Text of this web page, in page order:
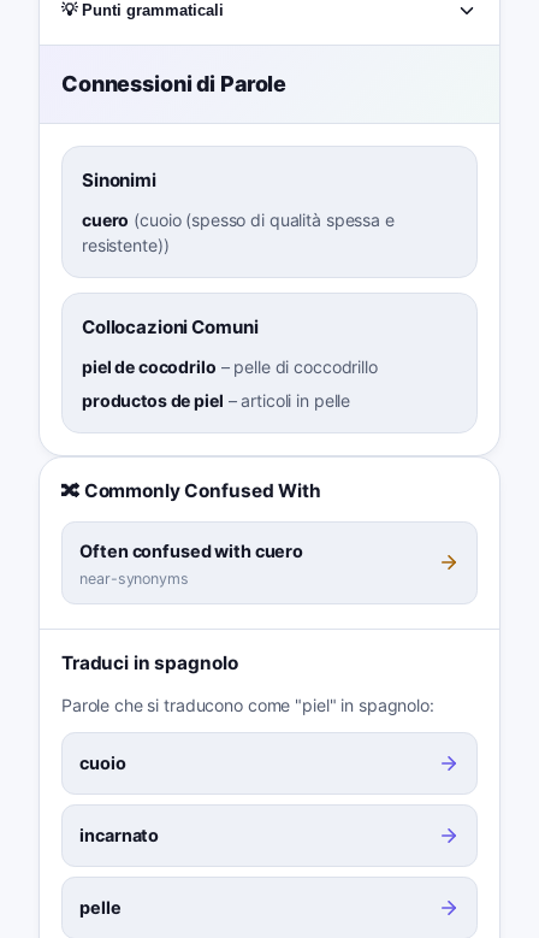
💡 Punti grammaticali
Connessioni di Parole
Sinonimi
cuero (cuoio (spesso di qualità spessa e
resistente))
Collocazioni Comuni
piel de cocodrilo – pelle di coccodrillo
productos de piel –articoli in pelle
🔀 Commonly Confused With
Often confused with cuero
near-synonyms
Traduci in spagnolo
Parole che si traducono come "piel" in spagnolo:
cuoio
incarnato
pelle